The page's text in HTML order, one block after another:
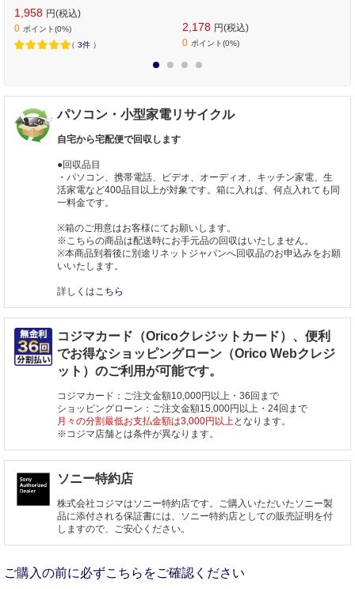
1,958 円(税込)
0 ポイント(0%)
（ 3件 ）
2,178 円(税込)
0 ポイント(0%)
パソコン・小型家電リサイクル
自宅から宅配便で回収します
●回収品目
・パソコン、携帯電話、ビデオ、オーディオ、キッチン家電、生
活家電など400品目以上が対象です。箱に入れば、何点入れても同
一料金です。
※箱のご用意はお客様にてお願いします。
※こちらの商品は配送時にお手元品の回収はいたしません。
※本商品到着後に別途リネットジャパンへ回収品のお申込みをお願
いいたします。
詳しくはこちら
コジマカード（Oricoクレジットカード）、便利
でお得なショッピングローン（Orico Webクレジ
ット）のご利用が可能です。
コジマカード：ご注文金額10,000円以上・36回まで
ショッピングローン：ご注文金額15,000円以上・24回まで
月々の分割最低お支払金額は3,000円以上となります。
※コジマ店舗とは条件が異なります。
ソニー特約店
株式会社コジマはソニー特約店です。ご購入いただいたソニー製
品に添付される保証書には、ソニー特約店としての販売証明を付
しますので、ご安心ください。
ご購入の前に必ずこちらをご確認ください